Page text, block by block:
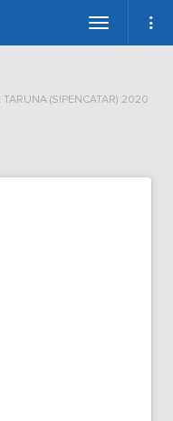
Toggle
(SIPENCATAR) 2020